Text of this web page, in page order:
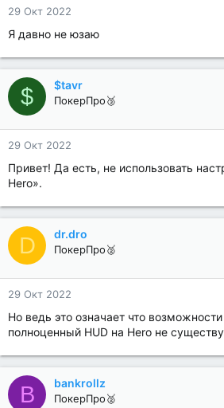
29 Окт 2022
Я давно не юзаю
$ $tavr
ПокерПро🥉
29 Окт 2022
Привет! Да есть, не использовать
Hero».
D dr.dro
ПокерПро🥈
29 Окт 2022
Но ведь это означает что
полноценный HUD на Hero не
B bankrollz
ПокерПро🥈